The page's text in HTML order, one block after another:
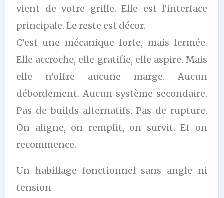
vient de votre grille. Elle est l’interface
principale. Le reste est décor.
C’est une mécanique forte, mais fermée.
Elle accroche, elle gratifie, elle aspire. Mais
elle n’offre aucune marge. Aucun
débordement. Aucun système secondaire.
Pas de builds alternatifs. Pas de rupture.
On aligne, on remplit, on survit. Et on
recommence.
Un habillage fonctionnel sans angle ni
tension